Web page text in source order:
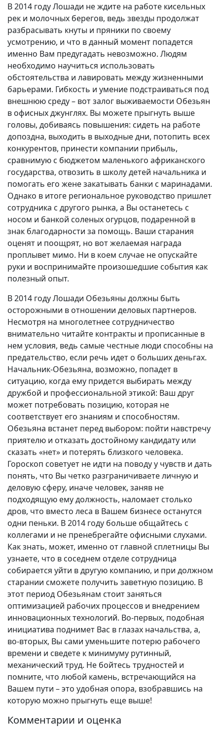
В 2014 году Лошади не ждите на работе кисельных
рек и молочных берегов, ведь звезды продолжат
разбрасывать кнуты и пряники по своему
усмотрению, и что в данный момент попадется
именно Вам предугадать невозможно. Людям
необходимо научиться использовать
обстоятельства и лавировать между жизненными
барьерами. Гибкость и умение подстраиваться под
внешнюю среду – вот залог выживаемости Обезьян
в офисных джунглях. Вы можете прыгнуть выше
головы, добиваясь повышения: сидеть на работе
допоздна, выходить в выходные дни, потопить всех
конкурентов, принести компании прибыль,
сравнимую с бюджетом маленького африканского
государства, отвозить в школу детей начальника и
помогать его жене закатывать банки с маринадами.
Однако в итоге региональное руководство пришлет
сотрудника с другого рынка, а Вы останетесь с
носом и банкой соленых огурцов, подаренной в
знак благодарности за помощь. Ваши старания
оценят и поощрят, но вот желаемая награда
проплывет мимо. Ни в коем случае не опускайте
руки и воспринимайте произошедшие события как
полезный опыт.
В 2014 году Лошади Обезьяны должны быть
осторожными в отношении деловых партнеров.
Несмотря на многолетнее сотрудничество
внимательно читайте контракты и прописанные в
нем условия, ведь самые честные люди способны на
предательство, если речь идет о больших деньгах.
Начальник-Обезьяна, возможно, попадет в
ситуацию, когда ему придется выбирать между
дружбой и профессиональной этикой: Ваш друг
может потребовать позицию, которая не
соответствует его знаниям и способностям.
Обезьяна встанет перед выбором: пойти навстречу
приятелю и отказать достойному кандидату или
сказать «нет» и потерять близкого человека.
Гороскоп советует не идти на поводу у чувств и дать
понять, что Вы четко разграничиваете личную и
деловую сферу, иначе человек, заняв не
подходящую ему должность, наломает столько
дров, что вместо леса в Вашем бизнесе останутся
одни пеньки. В 2014 году больше общайтесь с
коллегами и не пренебрегайте офисными слухами.
Как знать, может, именно от главной сплетницы Вы
узнаете, что в соседнем отделе сотрудница
собирается уйти в другую компанию, и при должном
старании сможете получить заветную позицию. В
этот период Обезьянам стоит заняться
оптимизацией рабочих процессов и внедрением
инновационных технологий. Во-первых, подобная
инициатива поднимет Вас в глазах начальства, а,
во-вторых, Вы сами уменьшите потерю рабочего
времени и сведете к минимуму рутинный,
механический труд. Не бойтесь трудностей и
помните, что любой камень, встречающийся на
Вашем пути – это удобная опора, взобравшись на
которую можно прыгнуть еще выше!
Комментарии и оценка